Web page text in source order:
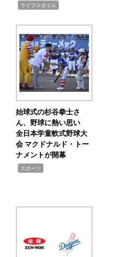
ライフスタイル
始球式の杉谷拳士さ
ん、野球に熱い思い
全日本学童軟式野球大
会 マクドナルド・トー
ナメントが開幕
スポーツ